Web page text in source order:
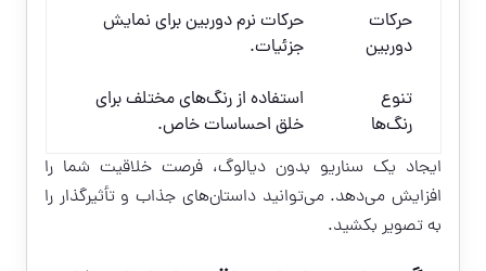
حرکات
دوربین
حرکات نرم دوربین برای نمایش
جزئیات.
تنوع
رنگ‌ها
استفاده از رنگ‌های مختلف برای
خلق احساسات خاص.
ایجاد یک سناریو بدون دیالوگ، فرصت خلاقیت شما را
افزایش می‌دهد. می‌توانید داستان‌های جذاب و تأثیرگذار را
به تصویر بکشید.